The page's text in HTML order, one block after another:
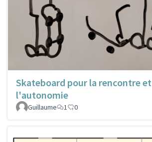
Skateboard pour la rencontre et
l'autonomie
Guillaume
1 0